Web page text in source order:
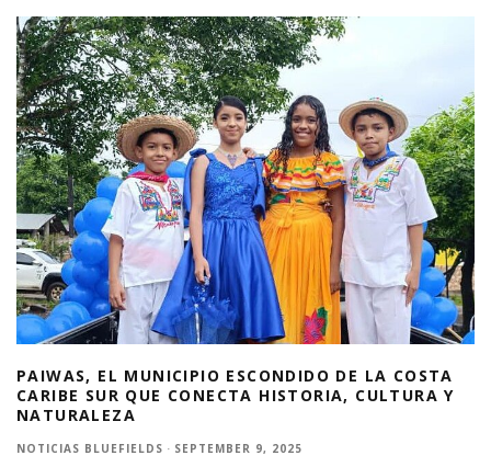
PAIWAS, EL MUNICIPIO ESCONDIDO DE LA COSTA
CARIBE SUR QUE CONECTA HISTORIA, CULTURA Y
NATURALEZA
NOTICIAS BLUEFIELDS · SEPTEMBER 9, 2025